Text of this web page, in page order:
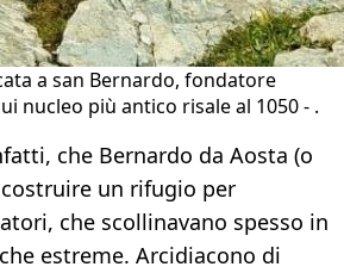
a san Bernardo, fondatore
nucleo più antico risale al 1050 - .
che Bernardo da Aosta (o
un rifugio per
che scollinavano spesso in
estreme. Arcidiacono di